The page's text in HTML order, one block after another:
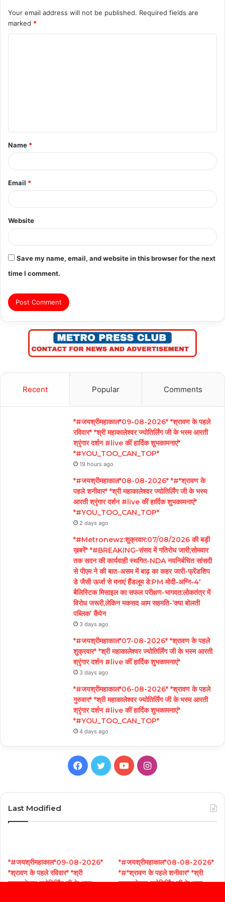
Your email address will not be published. Required fields are
marked *
t
*
Name *
Email *
Website
Save my name, email, and website in this browser for the next
time I comment.
Recent Popular Comments
*#जयश्रीमहाकाल*09-08-2026* *श्रावण के पहले
रविवार* *श्री महाकालेश्वर ज्योतिर्लिंग जी के भस्म आरती
श्रृंगार दर्शन #live कीं हार्दिक शुभकामनाएं*
*#YOU_TOO_CAN_TOP*
19 hours ago
*#जयश्रीमहाकाल*08-08-2026* *#*श्रावण के
पहले शनीवार* *श्री महाकालेश्वर ज्योतिर्लिंग जी के भस्म
आरती श्रृंगार दर्शन #live कीं हार्दिक शुभकामनाएं*
*#YOU_TOO_CAN_TOP*
2 days ago
*#Metronewz:शुक्रवार:07/08/2026 की बड़ी
ख़बरें* *#BREAKING-संसद में गतिरोध जारी;सोमवार
तक सदन की कार्यवाही स्थगित-NDA नवनिर्बचित सांसदी
से पीएम ने की बात-असम में बाढ़ का कहर जारी-फ्रेंडशिप
डे जैसी ऊर्जा से मनाएं हैंडलूम डे:PM मोदी-अग्नि-4′
बैलिस्टिक मिसाइल का सफल परीक्षण-भागवत:लोकतंत्र में
विरोध जरूरी,लेकिन मकसद आम सहमति-‘क्या बोलती
पब्लिक’ कैंपेन
3 days ago
*#जयश्रीमहाकाल*07-08-2026* *श्रावण के पहले
शुक्रवार* *श्री महाकालेश्वर ज्योतिर्लिंग जी के भस्म आरती
श्रृंगार दर्शन #live कीं हार्दिक शुभकामनाएं*
3 days ago
*#जयश्रीमहाकाल*06-08-2026* *श्रावण के पहले
गुरुवार* *श्री महाकालेश्वर ज्योतिर्लिंग जी के भस्म आरती
श्रृंगार दर्शन #live कीं हार्दिक शुभकामनाएं*
*#YOU_TOO_CAN_TOP*
4 days ago
Facebook
TwitterYouTubeInstagram
Last Modified
*#जयश्रीमहाकाल*09-08-2026*
*श्रावण के पहले रविवार* *श्री
महाकालेश्वर ज्योतिर्लिंग जी के भस्म
*#जयश्रीमहाकाल*08-08-2026*
*#*श्रावण के पहले शनीवार* *श्री
महाकालेश्वर ज्योतिर्लिंग जी के भस्म